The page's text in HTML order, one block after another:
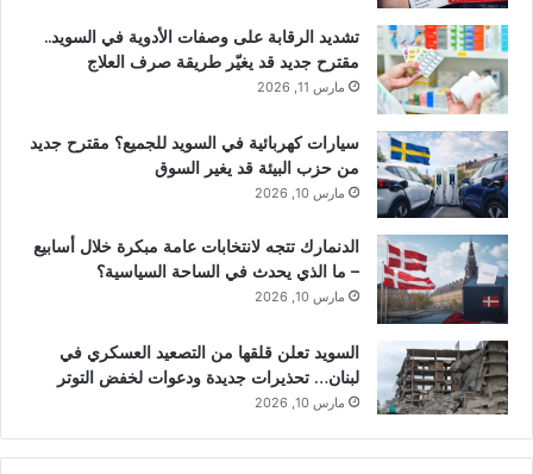
تشديد الرقابة على وصفات الأدوية في السويد..
مقترح جديد قد يغيّر طريقة صرف العلاج
مارس 11, 2026
سيارات كهربائية في السويد للجميع؟ مقترح جديد
من حزب البيئة قد يغير السوق
مارس 10, 2026
الدنمارك تتجه لانتخابات عامة مبكرة خلال أسابيع
– ما الذي يحدث في الساحة السياسية؟
مارس 10, 2026
السويد تعلن قلقها من التصعيد العسكري في
لبنان… تحذيرات جديدة ودعوات لخفض التوتر
مارس 10, 2026